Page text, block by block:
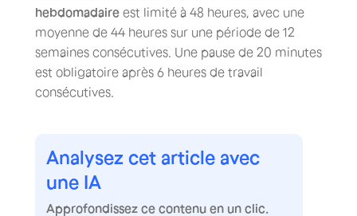
hebdomadaire est limité à 48 heures, avec une
moyenne de 44 heures sur une période de 12
semaines consécutives. Une pause de 20 minutes
est obligatoire après 6 heures de travail
consécutives.
Analysez cet article avec
une IA
Approfondissez ce contenu en un clic.